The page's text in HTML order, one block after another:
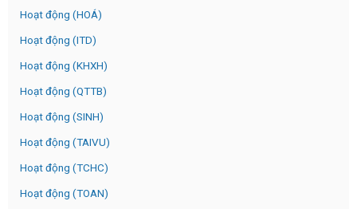
Hoạt động (HOÁ)
Hoạt động (ITD)
Hoạt động (KHXH)
Hoạt động (QTTB)
Hoạt động (SINH)
Hoạt động (TAIVU)
Hoạt động (TCHC)
Hoạt động (TOAN)